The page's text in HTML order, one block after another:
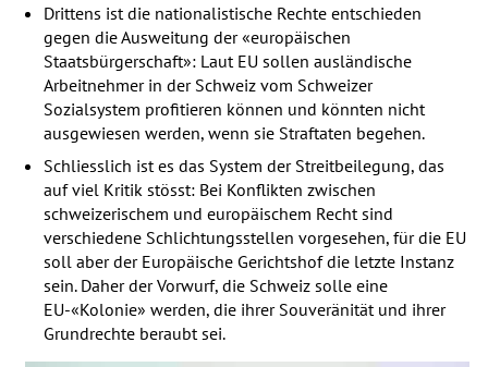
Drittens ist die nationalistische Rechte entschieden
gegen die Ausweitung der «europäischen
Staatsbürgerschaft»: Laut EU sollen ausländische
Arbeitnehmer in der Schweiz vom Schweizer
Sozialsystem profitieren können und könnten nicht
ausgewiesen werden, wenn sie Straftaten begehen.
Schliesslich ist es das System der Streitbeilegung, das
auf viel Kritik stösst: Bei Konflikten zwischen
schweizerischem und europäischem Recht sind
verschiedene Schlichtungsstellen vorgesehen, für die EU
soll aber der Europäische Gerichtshof die letzte Instanz
sein. Daher der Vorwurf, die Schweiz solle eine
EU-«Kolonie» werden, die ihrer Souveränität und ihrer
Grundrechte beraubt sei.